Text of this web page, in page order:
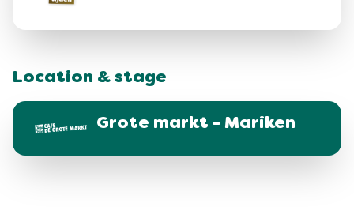
Location & stage
Grote markt - Mariken